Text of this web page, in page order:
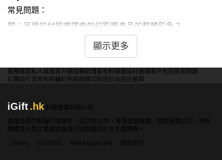
常見問題：
問：吊牌的材質選擇會如何影響產品的整體形象？
答：吊牌材質直接影響產品形象。紙質吊牌經濟實惠，適合
大眾商品。皮質或金屬吊牌則給人高端感，適合奢侈品。塑
合環保產品。特殊材質如再生紙可強調品牌的環保理念。選
問：吊牌的防偽設計有哪些創新技術？
答：吊牌防偽技術日益創新。常見的包括全息圖、隱形水
印、微縮印刷等。新興技術如NFC芯片可實現電子驗證。有
顯示更多
服務條款私人政策客戶 網站導航博客布料總匯設計選擇客戶包括常見問題
訂購指引 常用布料輔料包裝 圖樣印制 設計站設計選擇
iGift.hk
軒龍實業有限公司
香港及澳門制服訂造專家，成立逾18年，專為金融機構、物業管理公司、政府
機構及大型企業提供度身訂造制服設計及生產服務。
Sedex
ISO 9001 FAMA Approved 政府認可